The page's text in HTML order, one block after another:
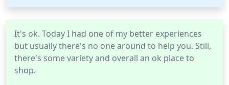
It's ok. Today I had one of my better experiences
but usually there's no one around to help you. Still,
there's some variety and overall an ok place to
shop.